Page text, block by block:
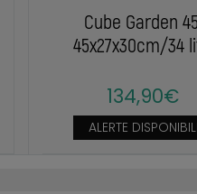
Cube Garden
45x27x30cm/34
134,90€
ALERTE